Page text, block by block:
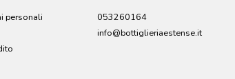
personali
053260164
info@bottiglieriaestense.it